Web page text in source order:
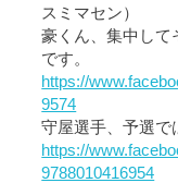
スミマセン）
豪くん、集中して
です。
https://
9574
守屋選手、予選で
https://
9788010416954